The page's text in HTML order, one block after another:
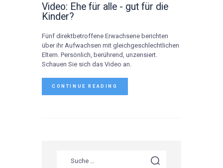
Video: Ehe für alle - gut für die
Kinder?
Fünf direktbetroffene Erwachsene berichten
über ihr Aufwachsen mit gleichgeschlechtlichen
Eltern. Persönlich, berührend, unzensiert.
Schauen Sie sich das Video an.
CONTINUE READING